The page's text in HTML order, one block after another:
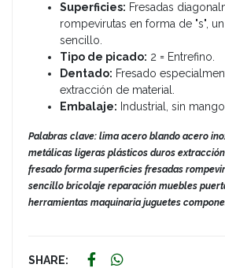
Superficies: Fresadas
rompevirutas en forma de "s",
sencillo.
Tipo de picado: 2 = Entrefino.
Dentado: Fresado
extracción de material.
Embalaje: Industrial, sin mango.
Palabras clave: lima acero blando acero
metálicas ligeras plásticos duros
fresado forma superficies fresadas
sencillo bricolaje reparación muebles
herramientas maquinaria juguetes
SHARE: